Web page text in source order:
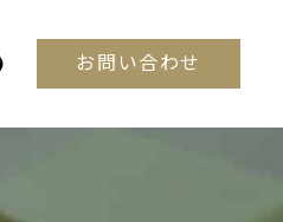
お問い合わせ